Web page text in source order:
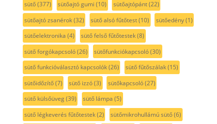
sütő(377) sütőajtó gumi (10) sütőajtópánt(22)
sütőajtó zsanérok(32) sütő alsó fűtőtest(10) sütőedény(1)
sütőelektronika (4) sütő felső fűtőtestek(8)
sütő forgókapcsoló(26) sütőfunkciókapcsoló(30)
sütő funkcióválasztó kapcsolók(26) sütő fűtőszálak(15)
sütőidőzítő(7) sütő izzó(3) sütőkapcsoló(27)
sütő külsőüveg(39) sütő lámpa (5)
sütő légkeverés fűtőtestek(2) sütőmikrohullámú sütő(6)